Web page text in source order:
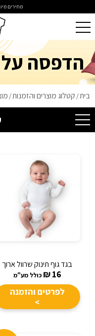
מחירים
הדפסה על
בית/ קטלוג מוצרים והזמנות/
בגד גוף תינוק שרוול ארוך
16
₪ כולל מע"מ
לפרטים והזמנה
>